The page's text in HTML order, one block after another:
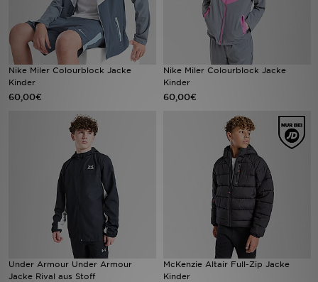
Nike Miler Colourblock Jacke
Kinder
60,00€
Nike Miler Colourblock Jacke
Kinder
60,00€
Under Armour Under Armour
Jacke Rival aus Stoff
McKenzie Altair Full-Zip Jacke
Kinder
Fußball
Sport
Lade die APP
Hilfe & Kontakt
Geschenkgutschein
Studenten
Blog